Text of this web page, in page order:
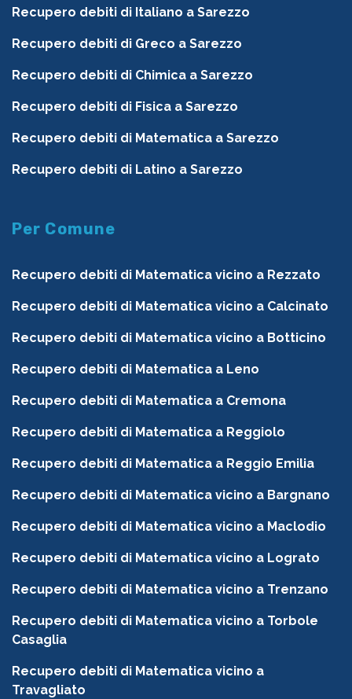
Recupero debiti di Italiano a Sarezzo
Recupero debiti di Greco a Sarezzo
Recupero debiti di Chimica a Sarezzo
Recupero debiti di Fisica a Sarezzo
Recupero debiti di Matematica a Sarezzo
Recupero debiti di Latino a Sarezzo
Per Comune
Recupero debiti di Matematica vicino a Rezzato
Recupero debiti di Matematica vicino a Calcinato
Recupero debiti di Matematica vicino a Botticino
Recupero debiti di Matematica a Leno
Recupero debiti di Matematica a Cremona
Recupero debiti di Matematica a Reggiolo
Recupero debiti di Matematica a Reggio Emilia
Recupero debiti di Matematica vicino a Bargnano
Recupero debiti di Matematica vicino a Maclodio
Recupero debiti di Matematica vicino a Lograto
Recupero debiti di Matematica vicino a Trenzano
Recupero debiti di Matematica vicino a Torbole
Casaglia
Recupero debiti di Matematica vicino a
Travagliato